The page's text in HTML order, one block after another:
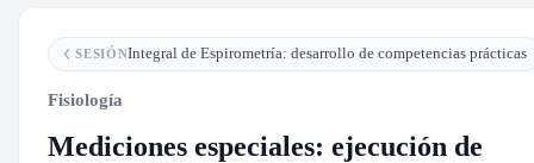
SESIÓNIntegral de Espirometría: desarrollo de competencias prácticas
Fisiología
Mediciones especiales: ejecución de